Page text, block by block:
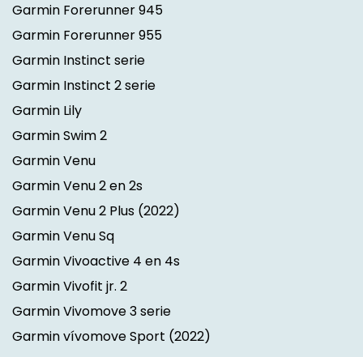
Garmin Forerunner 945
Garmin Forerunner 955
Garmin Instinct serie
Garmin Instinct 2 serie
Garmin Lily
Garmin Swim 2
Garmin Venu
Garmin Venu 2 en 2s
Garmin Venu 2 Plus (2022)
Garmin Venu Sq
Garmin Vivoactive 4 en 4s
Garmin Vivofit jr. 2
Garmin Vivomove 3 serie
Garmin vívomove Sport (2022)